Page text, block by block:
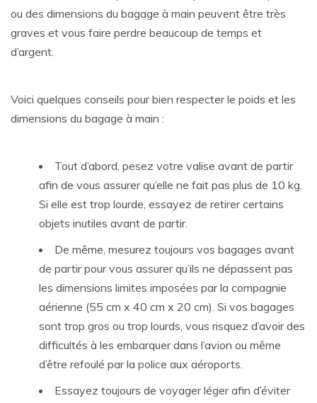
ou des dimensions du bagage à main peuvent être très
graves et vous faire perdre beaucoup de temps et
d’argent.
Voici quelques conseils pour bien respecter le poids et les
dimensions du bagage à main :
Tout d’abord, pesez votre valise avant de partir
afin de vous assurer qu’elle ne fait pas plus de 10 kg.
Si elle est trop lourde, essayez de retirer certains
objets inutiles avant de partir.
De même, mesurez toujours vos bagages avant
de partir pour vous assurer qu’ils ne dépassent pas
les dimensions limites imposées par la compagnie
aérienne (55 cm x 40 cm x 20 cm). Si vos bagages
sont trop gros ou trop lourds, vous risquez d’avoir des
difficultés à les embarquer dans l’avion ou même
d’être refoulé par la police aux aéroports.
Essayez toujours de voyager léger afin d’éviter